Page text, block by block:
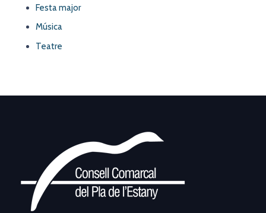
Festa major
Música
Teatre